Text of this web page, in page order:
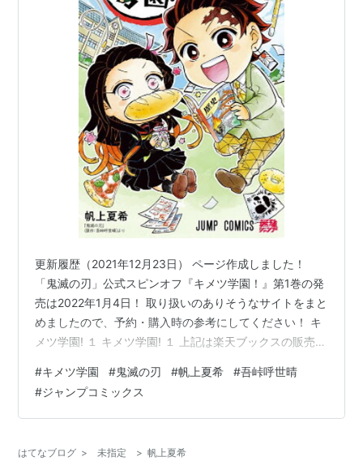
更新履歴（2021年12月23日） ページ作成しました！
「鬼滅の刃」公式スピンオフ『キメツ学園！』第1巻の発
売は2022年1月4日！ 取り扱いのありそうなサイトをまと
めましたので、予約・購入時の参考にしてください！ キ
メツ学園! １ キメツ学園! １ 上記は楽天ブックスの販売ペ
年1月4日 出版社 ：集英社 商品コード：
9784088828886 Amazon HMV&BOOKS online 紀伊國
屋書店ウェブストア セブンネットショッピング タワーレ
Neowing hont…
#キメツ学園 #鬼滅の刃 #帆上夏希 #吾峠呼世晴
#ジャンプコミックス
はてなブログ > 未指定 > 帆上夏希